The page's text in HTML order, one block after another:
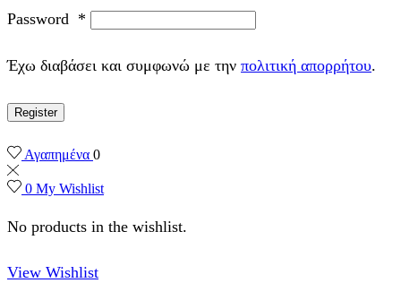
Password *
Έχω διαβάσει και συμφωνώ με την πολιτική απορρήτου.
Register
Αγαπημένα 0
0 My Wishlist
No products in the wishlist.
View Wishlist